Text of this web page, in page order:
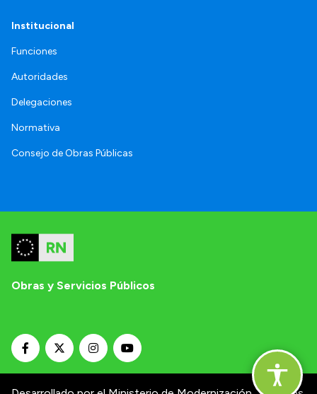
Institucional
Funciones
Autoridades
Delegaciones
Normativa
Consejo de Obras Públicas
Obras y Servicios Públicos